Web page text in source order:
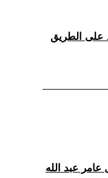
على الطريق
عامر عبد الله